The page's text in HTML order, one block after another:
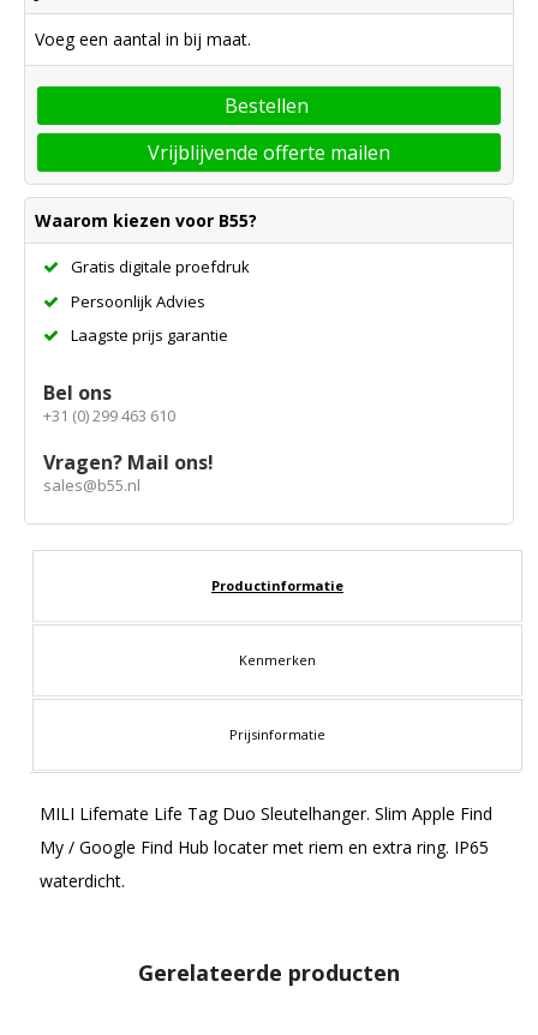
Voeg een aantal in bij maat.
Bestellen
Vrijblijvende offerte mailen
Waarom kiezen voor B55?
Gratis digitale proefdruk
Persoonlijk Advies
Laagste prijs garantie
Bel ons
+31 (0) 299 463 610
Vragen? Mail ons!
sales@b55.nl
Productinformatie
Kenmerken
Prijsinformatie
MILI Lifemate Life Tag Duo Sleutelhanger. Slim Apple Find
My / Google Find Hub locater met riem en extra ring. IP65
waterdicht.
Gerelateerde producten